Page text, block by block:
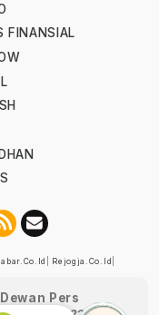
FINANSIAL
Rejogja.co.id
Pers